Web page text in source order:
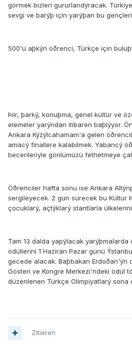
görmek bizleri gururlandýracak.
sevgi ve barýþ için yarýþan bu
500'ü aþkýn öðrenci, Türkçe için
Þiir, þarký, konuþma, genel kültür ve
elemeler yarýndan itibaren baþlýyor.
Ankara Kýzýlcahamam'a gelen
amacý finallere kalabilmek. Yabancý
becerileriyle gönlümüzü fethetmeye
Öðrenciler hafta sonu ise Ankara
sergileyecek. 2 gün sürecek bu Kültür
çocuklarý, açtýklarý stantlarla
Tam 13 dalda yapýlacak
ödüllerini 1 Haziran Pazar günü
gecede alacak. Baþbakan Erdoðan'ýn
Gösteri ve Kongre Merkezi'ndeki ödül
düzenlenen Türkçe Olimpiyatlarý sona
Zitieren